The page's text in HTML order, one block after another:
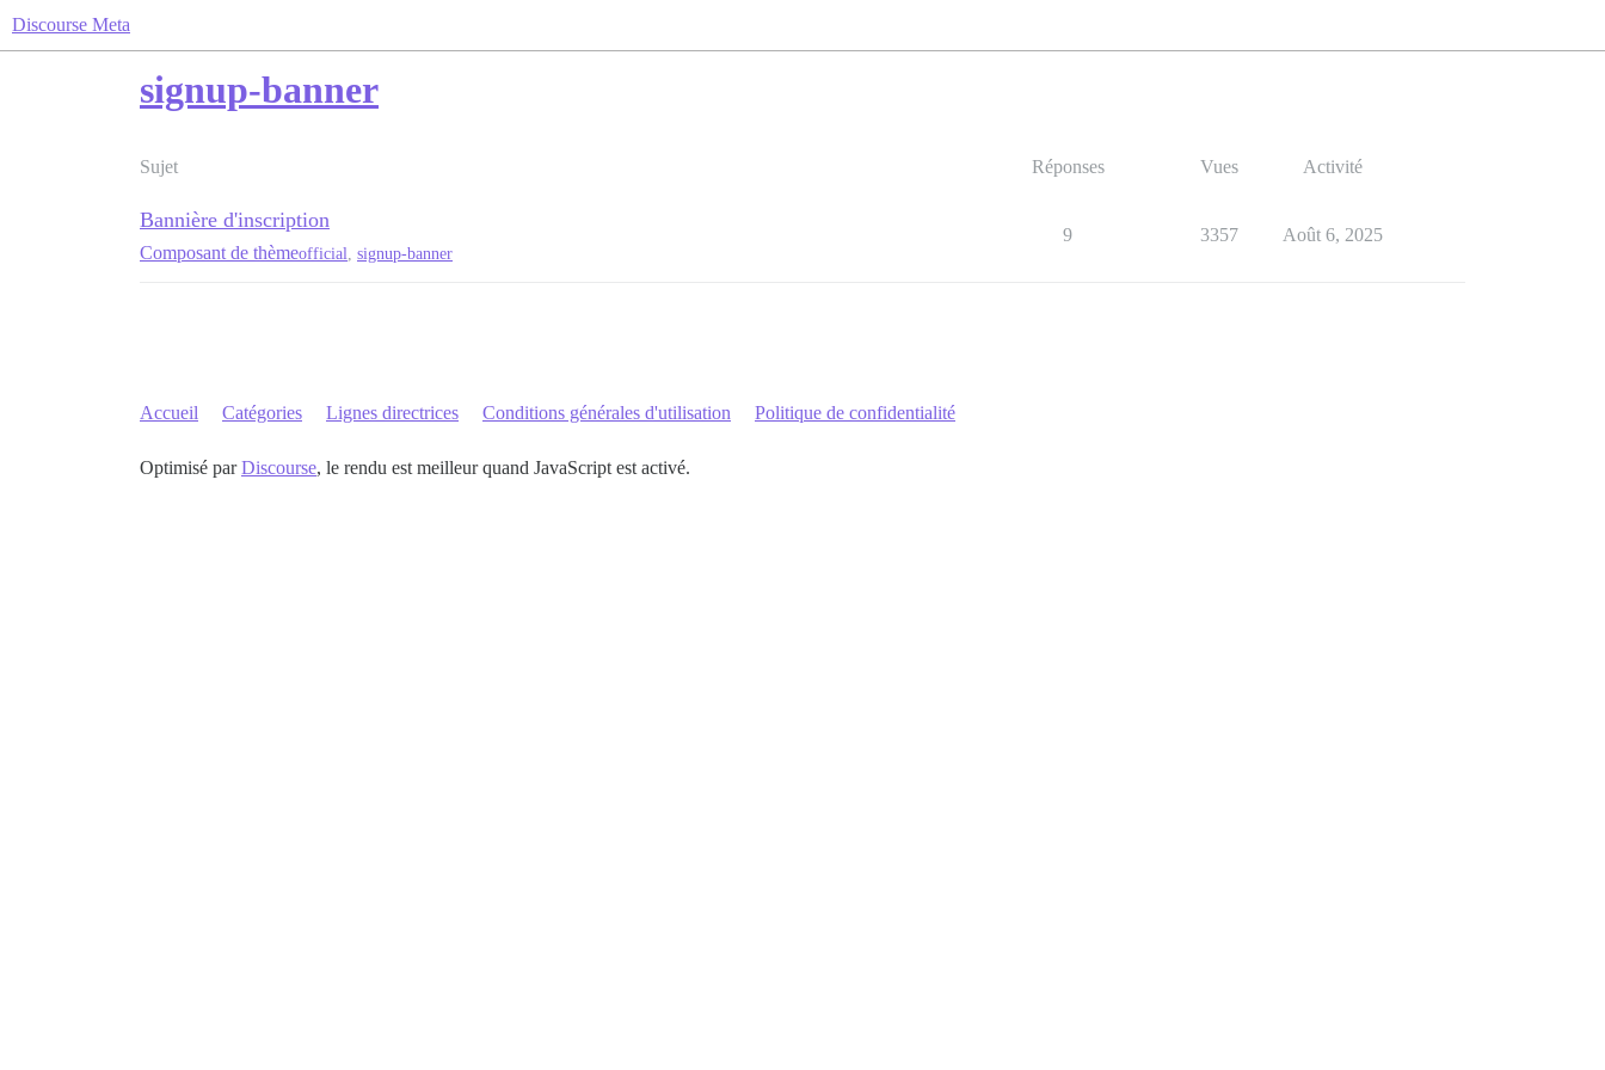
Discourse Meta
signup-banner
Sujet Réponses Vues Activité
Bannière d'inscription
Composant de thèmeofficial signup-banner
9 3357 Août 6, 2025
Accueil Catégories Lignes directrices Conditions générales d'utilisation Politique de confidentialité
Optimisé parDiscourse, le rendu est meilleur quand JavaScript est activé.